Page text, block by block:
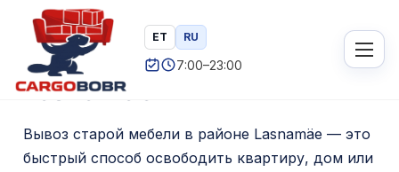
ET RU
7:00–23:00
Главная/ Вывоз старой мебели Lasnamäe
Вывоз старой мебели в
Lasnamäe
Вывоз старой мебели в районе Lasnamäe — это
быстрый способ освободить квартиру, дом или